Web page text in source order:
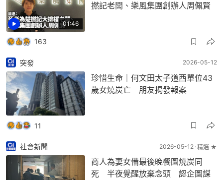
01:46
撚記老闆、樂風集團創辦人周佩賢
163
突發 2026-05-12
珍惜生命｜何文田太子道西單位43
歲女燒炭亡 朋友揭發報案
11
社會新聞 2026-05-12 精選 ★
商人為妻女備最後晚餐圖燒炭同
死 半夜覺醒放棄念頭 認企圖謀